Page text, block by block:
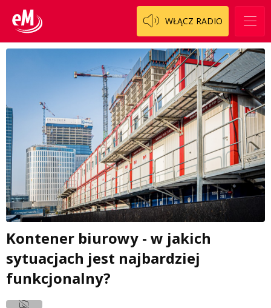
WŁĄCZ RADIO
Kontener biurowy - w jakich
sytuacjach jest najbardziej
funkcjonalny?